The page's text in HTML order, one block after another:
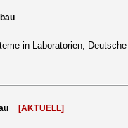
in Laboratorien;
[AKTUELL]